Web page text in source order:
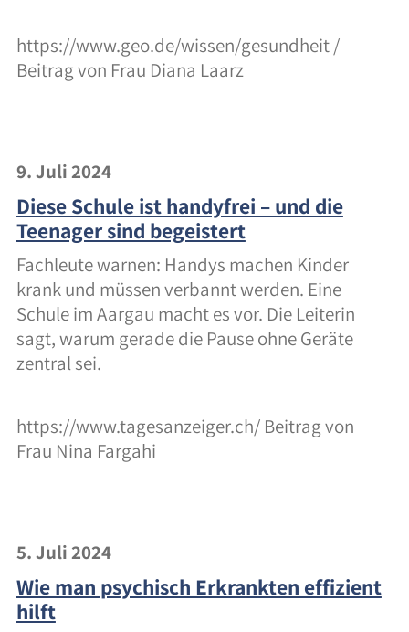
https://www.geo.de/wissen/gesundheit /
Beitrag von Frau Diana Laarz
9. Juli 2024
Diese Schule ist handyfrei – und die
Teenager sind begeistert
Fachleute warnen: Handys machen Kinder
krank und müssen verbannt werden. Eine
Schule im Aargau macht es vor. Die Leiterin
sagt, warum gerade die Pause ohne Geräte
zentral sei.
https://www.tagesanzeiger.ch/ Beitrag von
Frau Nina Fargahi
5. Juli 2024
Wie man psychisch Erkrankten effizient
hilft